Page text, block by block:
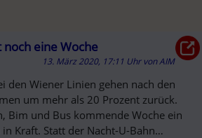
eine Woche
13. März 2020, 17:11 Uhr vonAIM
den Wiener Linien gehen nach den
um mehr als 20 Prozent zurück.
Bim und Bus kommende Woche ein
Kraft. Statt der Nacht-U-Bahn